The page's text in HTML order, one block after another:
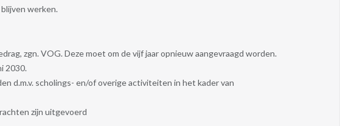
werken.
zgn. VOG. Deze moet om de vijf jaar opnieuw aangevraagd worden.
2030.
d.m.v. scholings- en/of overige activiteiten in het kader van
zijn uitgevoerd